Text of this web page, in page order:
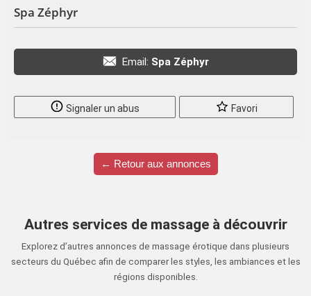
Spa Zéphyr
Email: Spa Zéphyr
Signaler un abus Favori
← Retour aux annonces
Autres services de massage à découvrir
Explorez d’autres annonces de massage érotique dans plusieurs
secteurs du Québec afin de comparer les styles, les ambiances et les
régions disponibles.